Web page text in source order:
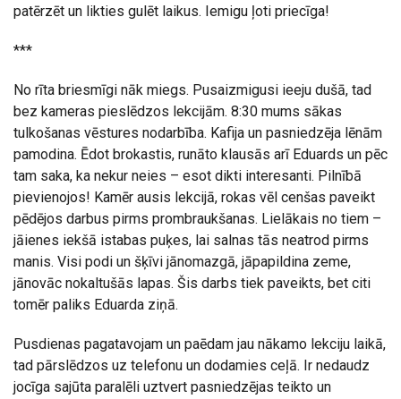
patērzēt un likties gulēt laikus. Iemigu ļoti priecīga!
***
No rīta briesmīgi nāk miegs. Pusaizmigusi ieeju dušā, tad
bez kameras pieslēdzos lekcijām. 8:30 mums sākas
tulkošanas vēstures nodarbība. Kafija un pasniedzēja lēnām
pamodina. Ēdot brokastis, runāto klausās arī Eduards un pēc
tam saka, ka nekur neies – esot dikti interesanti. Pilnībā
pievienojos! Kamēr ausis lekcijā, rokas vēl cenšas paveikt
pēdējos darbus pirms prombraukšanas. Lielākais no tiem –
jāienes iekšā istabas puķes, lai salnas tās neatrod pirms
manis. Visi podi un šķīvi jānomazgā, jāpapildina zeme,
jānovāc nokaltušās lapas. Šis darbs tiek paveikts, bet citi
tomēr paliks Eduarda ziņā.
Pusdienas pagatavojam un paēdam jau nākamo lekciju laikā,
tad pārslēdzos uz telefonu un dodamies ceļā. Ir nedaudz
jocīga sajūta paralēli uztvert pasniedzējas teikto un